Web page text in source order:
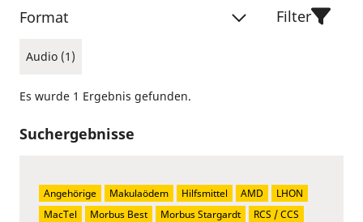
Format
Audio (1)
Filter
Es wurde 1 Ergebnis gefunden.
Suchergebnisse
Angehörige Makulaödem Hilfsmittel AMD
LHON
MacTel
Morbus Best Morbus Stargardt
RCS / CCS